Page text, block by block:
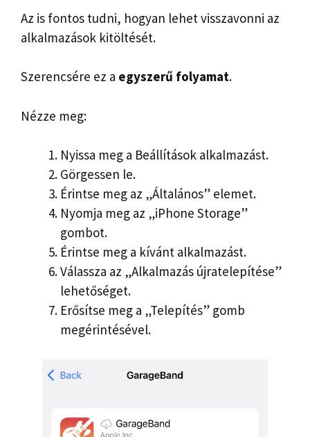
Az is fontos tudni, hogyan lehet visszavonni az
alkalmazások kitöltését.
Szerencsére ez a egyszerű folyamat.
Nézze meg:
Nyissa meg a Beállítások alkalmazást.
Görgessen le.
Érintse meg az „Általános” elemet.
Nyomja meg az „iPhone Storage”
gombot.
Érintse meg a kívánt alkalmazást.
Válassza az „Alkalmazás újratelepítése”
lehetőséget.
Erősítse meg a „Telepítés” gomb
megérintésével.